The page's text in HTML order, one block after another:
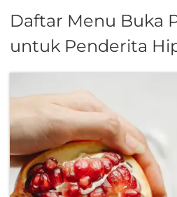
Daftar Menu Buka
untuk Penderita